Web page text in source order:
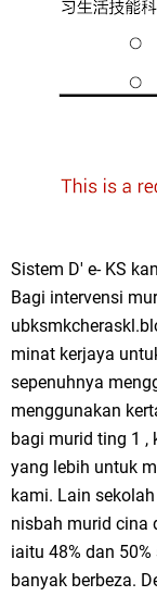
Sistem D' e- KS
Bagi intervensi
minat kerjaya
sepenuhnya
menggunakan
bagi murid ting 1 ,
yang lebih untuk
kami. Lain
nisbah murid cina
iaitu 48% dan
banyak berbeza.